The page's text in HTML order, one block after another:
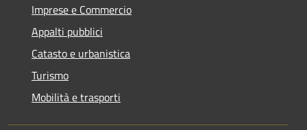
Imprese e Commercio
Appalti pubblici
Catasto e urbanistica
Turismo
Mobilità e trasporti